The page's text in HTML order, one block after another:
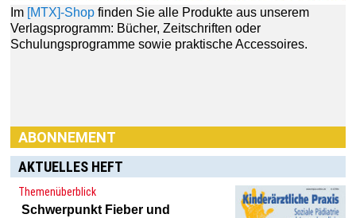
ABONNEMENT
AKTUELLES HEFT
Themenüberblick
Schwerpunkt Fieber und